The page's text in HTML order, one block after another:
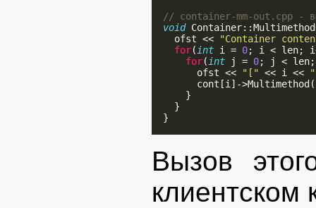
// container-mm-out.cpp -
void
    ofst <<
"Container
for( int i = 0; i < len;
for( int j = 0; j <
        ofst <<
"[" << i <<
cont[i]-
      }
    }
  }
Вызов
клиентском